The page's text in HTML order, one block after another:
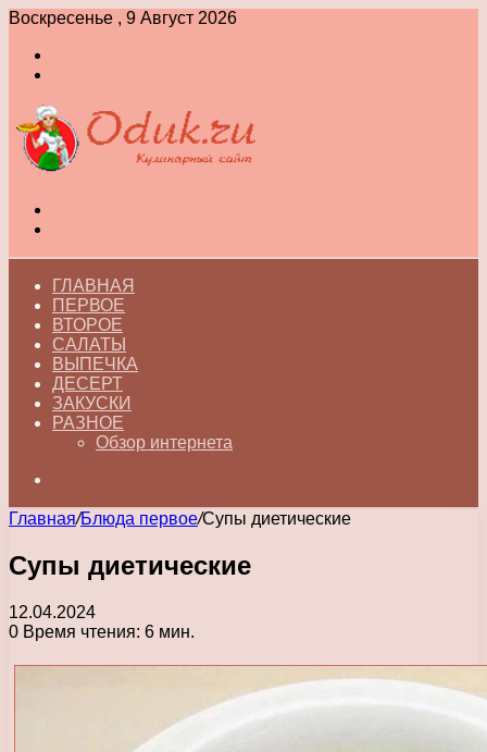
Воскресенье , 9 Август 2026
ГЛАВНАЯ
ПЕРВОЕ
ВТОРОЕ
САЛАТЫ
ВЫПЕЧКА
ДЕСЕРТ
ЗАКУСКИ
РАЗНОЕ
Обзор интернета
Главная/Блюда первое/Супы диетические
Супы диетические
12.04.2024
0 Время чтения: 6 мин.